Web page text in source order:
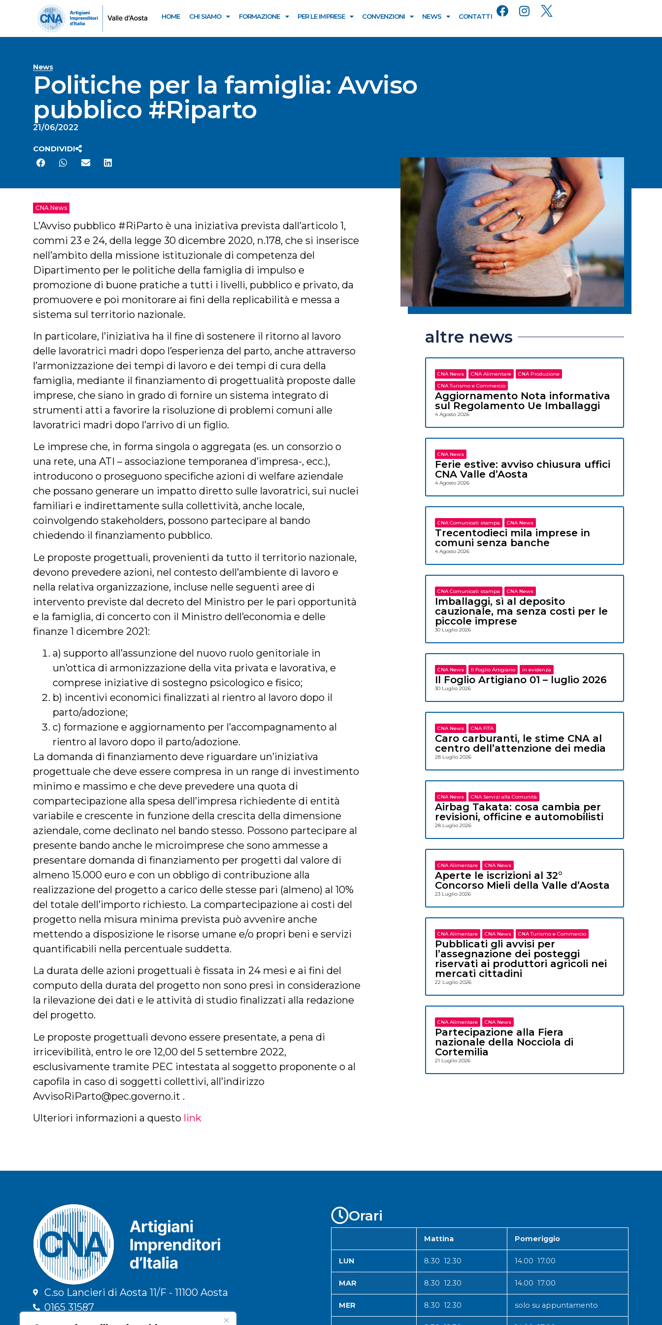
HOME CHI SIAMO FORMAZIONE PER LE IMPRESE CONVENZIONI NEWS CONTATTI
News
Politiche per la famiglia: Avviso
pubblico #Riparto
21/06/2022
CONDIVIDI
CNA News
L’Avviso pubblico #RiParto è una iniziativa prevista dall’articolo 1,
commi 23 e 24, della legge 30 dicembre 2020, n.178, che si inserisce
nell’ambito della missione istituzionale di competenza del
Dipartimento per le politiche della famiglia di impulso e
promozione di buone pratiche a tutti i livelli, pubblico e privato, da
promuovere e poi monitorare ai fini della replicabilità e messa a
sistema sul territorio nazionale.
In particolare, l’iniziativa ha il fine di sostenere il ritorno al lavoro
delle lavoratrici madri dopo l’esperienza del parto, anche attraverso
l’armonizzazione dei tempi di lavoro e dei tempi di cura della
famiglia, mediante il finanziamento di progettualità proposte dalle
imprese, che siano in grado di fornire un sistema integrato di
strumenti atti a favorire la risoluzione di problemi comuni alle
lavoratrici madri dopo l’arrivo di un figlio.
Le imprese che, in forma singola o aggregata (es. un consorzio o
una rete, una ATI – associazione temporanea d’impresa-, ecc.),
introducono o proseguono specifiche azioni di welfare aziendale
che possano generare un impatto diretto sulle lavoratrici, sui nuclei
familiari e indirettamente sulla collettività, anche locale,
coinvolgendo stakeholders, possono partecipare al bando
chiedendo il finanziamento pubblico.
Le proposte progettuali, provenienti da tutto il territorio nazionale,
devono prevedere azioni, nel contesto dell’ambiente di lavoro e
nella relativa organizzazione, incluse nelle seguenti aree di
intervento previste dal decreto del Ministro per le pari opportunità
e la famiglia, di concerto con il Ministro dell’economia e delle
finanze 1 dicembre 2021:
a) supporto all’assunzione del nuovo ruolo genitoriale in
un’ottica di armonizzazione della vita privata e lavorativa, e
comprese iniziative di sostegno psicologico e fisico;
b) incentivi economici finalizzati al rientro al lavoro dopo il
parto/adozione;
c) formazione e aggiornamento per l’accompagnamento al
rientro al lavoro dopo il parto/adozione.
La domanda di finanziamento deve riguardare un’iniziativa
progettuale che deve essere compresa in un range di investimento
minimo e massimo e che deve prevedere una quota di
compartecipazione alla spesa dell’impresa richiedente di entità
variabile e crescente in funzione della crescita della dimensione
aziendale, come declinato nel bando stesso. Possono partecipare al
presente bando anche le microimprese che sono ammesse a
presentare domanda di finanziamento per progetti dal valore di
almeno 15.000 euro e con un obbligo di contribuzione alla
realizzazione del progetto a carico delle stesse pari (almeno) al 10%
del totale dell’importo richiesto. La compartecipazione ai costi del
progetto nella misura minima prevista può avvenire anche
mettendo a disposizione le risorse umane e/o propri beni e servizi
quantificabili nella percentuale suddetta.
La durata delle azioni progettuali è fissata in 24 mesi e ai fini del
computo della durata del progetto non sono presi in considerazione
la rilevazione dei dati e le attività di studio finalizzati alla redazione
del progetto.
Le proposte progettuali devono essere presentate, a pena di
irricevibilità, entro le ore 12,00 del 5 settembre 2022,
esclusivamente tramite PEC intestata al soggetto proponente o al
capofila in caso di soggetti collettivi, all’indirizzo
AvvisoRiParto@pec.governo.it .
Ulteriori informazioni a questo link
altre news
CNA News CNA Alimentare
CNA Produzione
CNA Turismo e Commercio
Aggiornamento Nota informativa
sul Regolamento Ue Imballaggi
4 Agosto 2026
CNA News
Ferie estive: avviso chiusura uffici
CNA Valle d’Aosta
4 Agosto 2026
CNA Comunicati stampa CNA News
Trecentodieci mila imprese in
comuni senza banche
4 Agosto 2026
CNA Comunicati stampa CNA News
Imballaggi, sì al deposito
cauzionale, ma senza costi per le
piccole imprese
30 Luglio 2026
CNA News Il Foglio Artigiano in evidenza
Il Foglio Artigiano 01 – luglio 2026
30 Luglio 2026
CNA News CNA FITA
Caro carburanti, le stime CNA al
centro dell’attenzione dei media
28 Luglio 2026
CNA News CNA Servizi alla Comunità
Airbag Takata: cosa cambia per
revisioni, officine e automobilisti
28 Luglio 2026
CNA Alimentare CNA News
Aperte le iscrizioni al 32°
Concorso Mieli della Valle d’Aosta
23 Luglio 2026
CNA Alimentare CNA News CNA Turismo e Commercio
Pubblicati gli avvisi per
l’assegnazione dei posteggi
riservati ai produttori agricoli nei
mercati cittadini
22 Luglio 2026
CNA Alimentare CNA News
Partecipazione alla Fiera
nazionale della Nocciola di
Cortemilia
21 Luglio 2026
C.so Lancieri di Aosta 11/F - 11100 Aosta
0165 31587
info@cna.ao.it
Orari
Mattina Pomeriggio
LUN 8.30 12.30 14.00 17.00
MAR 8.30 12.30 14.00 17.00
MER 8.30 12.30 solo su appuntamento